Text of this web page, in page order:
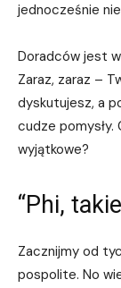
jednocześnie
Doradców jest
Zaraz, zaraz –
dyskutujesz, a
cudze
wyjątkowe?
“Phi,
Zacznijmy od
pospolite. No